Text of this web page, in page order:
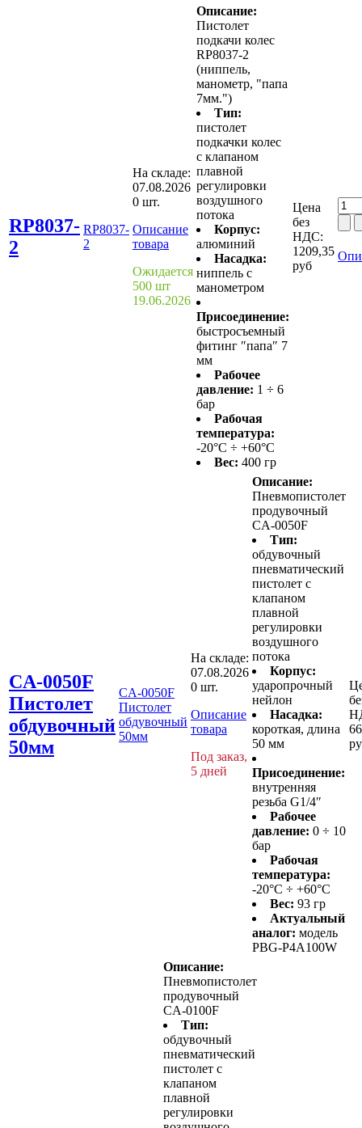
RP8037-
2
RP8037-
2
На складе:
07.08.2026
0 шт.
Описание
товара
Ожидается
500 шт
19.06.2026
Описание:
Пистолет
подкачи колес
RP8037-2
(ниппель,
манометр, "папа
7мм.")
Тип:
пистолет
подкачки колес
с клапаном
плавной
регулировки
воздушного
потока
Корпус:
алюминий
Насадка:
ниппель с
манометром
Присоединение:
быстросъемный
фитинг ″папа″ 7
мм
Рабочее
давление: 1 ÷ 6
бар
Рабочая
температура:
-20°C ÷ +60°C
Вес: 400 гр
Цена
без
НДС:
1209,35
руб
CA-0050F
Пистолет
обдувочный
50мм
CA-0050F
Пистолет
обдувочный
50мм
На складе:
07.08.2026
0 шт.
Описание
товара
Под заказ,
5 дней
Описание:
Пневмопистолет
продувочный
CA-0050F
Тип:
обдувочный
пневматический
пистолет с
клапаном
плавной
регулировки
воздушного
потока
Корпус:
ударопрочный
нейлон
Насадка:
короткая, длина
50 мм
Присоединение:
внутренняя
резьба G1/4″
Рабочее
давление: 0 ÷ 10
бар
Рабочая
температура:
-20°C ÷ +60°C
Вес: 93 гр
Актуальный
аналог: модель
PBG-P4A100W
Описание:
Пневмопистолет
продувочный
CA-0100F
Тип:
обдувочный
пневматический
пистолет с
клапаном
плавной
регулировки